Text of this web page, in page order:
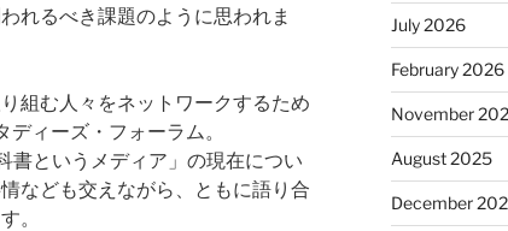
れるべき課題のように思われま
組む人々をネットワークするため
ィーズ・フォーラム。
書というメディア」の現在につい
なども交えながら、ともに語り合
。
July 2026
February 2026
November
August 2025
December